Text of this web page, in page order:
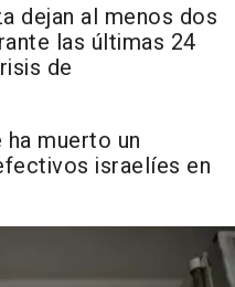
dejan al menos dos
las últimas 24
de
muerto un
israelíes en